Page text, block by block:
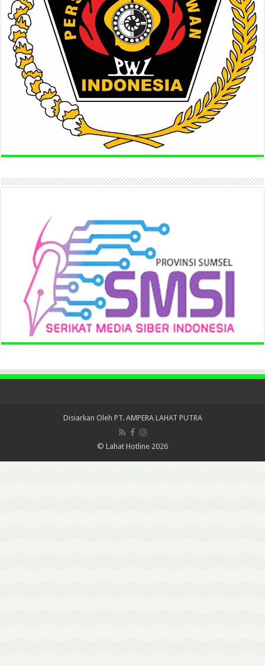
Disiarkan Oleh PT. AMPERA LAHAT PUTRA
© Lahat Hotline 2026